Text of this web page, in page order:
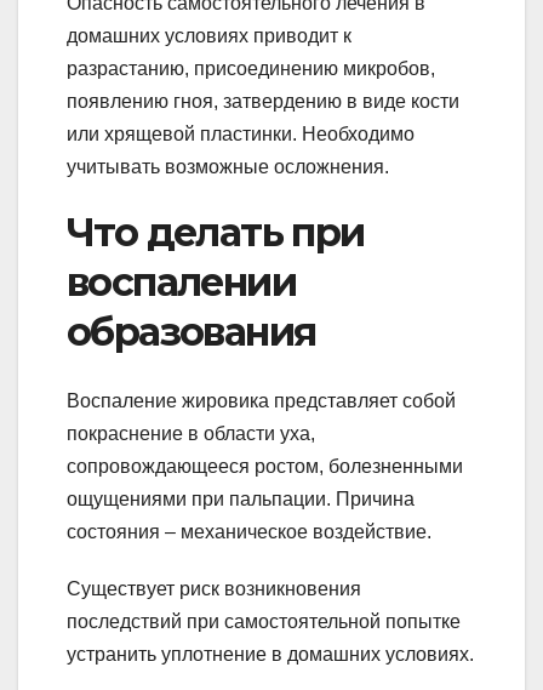
домашних условиях приводит к
разрастанию, присоединению микробов,
появлению гноя, затвердению в виде кости
или хрящевой пластинки. Необходимо
учитывать возможные осложнения.
Что делать при
воспалении
образования
Воспаление жировика представляет собой
покраснение в области уха,
сопровождающееся ростом, болезненными
ощущениями при пальпации. Причина
состояния – механическое воздействие.
Существует риск возникновения
последствий при самостоятельной попытке
устранить уплотнение в домашних условиях.